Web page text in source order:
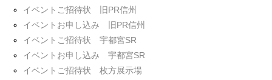
イベントご招待状 旧PR信州
イベントお申し込み 旧PR信州
イベントご招待状 宇都宮SR
イベントお申し込み 宇都宮SR
イベントご招待状 枚方展示場